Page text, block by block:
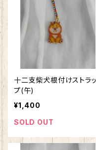
十二支柴犬根付けストラッ
プ(午)
¥1,400
SOLD OUT